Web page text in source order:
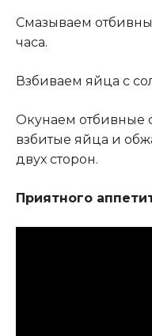
Смазываем
часа.
Взбиваем яйца с
Окунаем отбивные
взбитые яйца и
двух сторон.
Приятного